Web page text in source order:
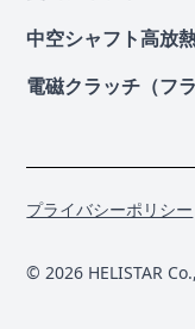
中空シャフト高放
電磁クラッチ（フ
© 2026 HELISTAR
プライバシーポリシー